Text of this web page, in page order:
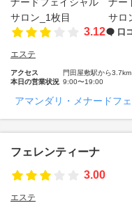
3.12 口
エステ
アクセス
門田屋敷駅から3.7km
本日の営業状況 9:00〜19:00
アマンダリ・メナードフ
フェレンティーナ
3.00
エステ